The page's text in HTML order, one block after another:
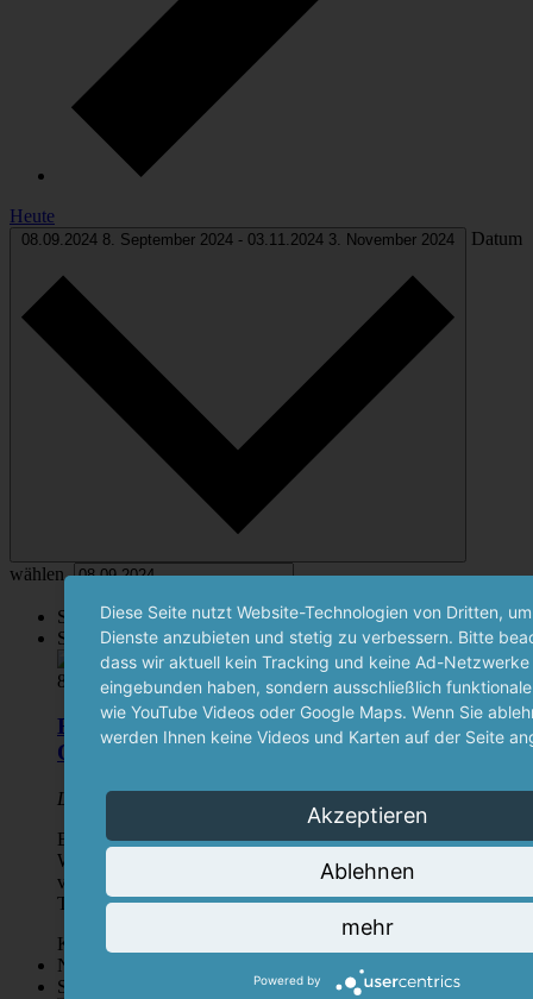
Heute
08.09.2024 8. September 2024 - 03.11.2024 3. November 2024 Datum
wählen.
September 2024
So.
8. September 2024 11:00- 15:00
Eintritt frei und Führungen am Tag des
Offenen Denkmals
Liebig-Museum
Bestimmt kennen Sie das Liebig-Museum von außen.
Wussten Sie, dass sich hinter den Säulen das Laboratorium
von Justus Liebig (1803-1873) verbirgt? Wir laden Sie beim
Tag des offenen Denkmals ein, […]
Kostenlos
November 2024
So.
Diese Seite nutzt Website-Technologien von Dritten,
Dienste anzubieten und stetig zu verbessern. Bitte
dass wir aktuell kein Tracking und keine Ad-Netzwerke
eingebunden haben, sondern ausschließlich
wie YouTube Videos oder Google Maps. Wenn Sie
werden Ihnen keine Videos und Karten auf der Seite
Akzeptieren
Ablehnen
mehr
Powered by